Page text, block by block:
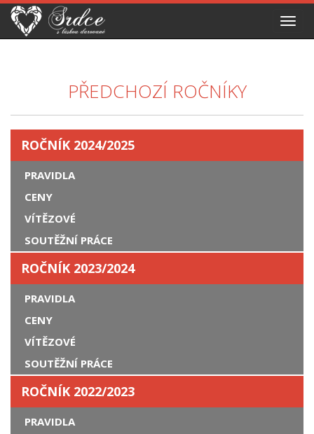
PŘEDCHOZÍ ROČNÍKY
ROČNÍK 2024/2025
PRAVIDLA
CENY
VÍTĚZOVÉ
SOUTĚŽNÍ PRÁCE
ROČNÍK 2023/2024
PRAVIDLA
CENY
VÍTĚZOVÉ
SOUTĚŽNÍ PRÁCE
ROČNÍK 2022/2023
PRAVIDLA